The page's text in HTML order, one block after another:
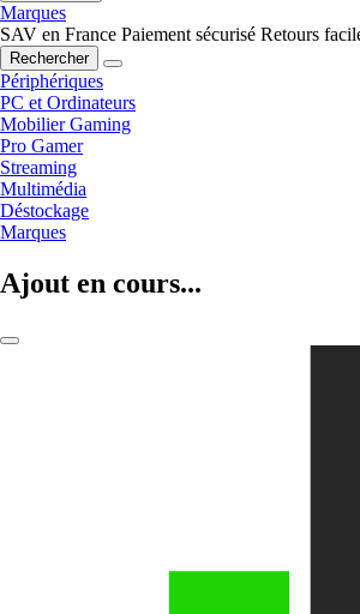
Marques
SAV en France Paiement sécurisé Retours
Rechercher
Périphériques
PC et Ordinateurs
Mobilier Gaming
Pro Gamer
Streaming
Multimédia
Déstockage
Marques
Ajout en cours...